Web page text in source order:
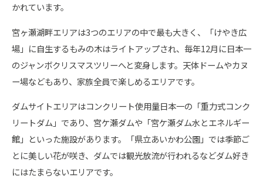
かれています。
宮ヶ瀬湖畔エリアは3つのエリアの中で最も大きく、「けやき広
場」に自生するもみの木はライトアップされ、毎年12月に日本一
のジャンボクリスマスツリーへと変身します。天体ドームやカヌ
ー場などもあり、家族全員で楽しめるエリアです。
ダムサイトエリアはコンクリート使用量日本一の「重力式コンク
リートダム」であり、宮ケ瀬ダムや「宮ケ瀬ダム水とエネルギー
館」といった施設があります。「県立あいかわ公園」では季節ご
とに美しい花が咲き、ダムでは観光放流が行われるなどダム好き
にはたまらないエリアです。